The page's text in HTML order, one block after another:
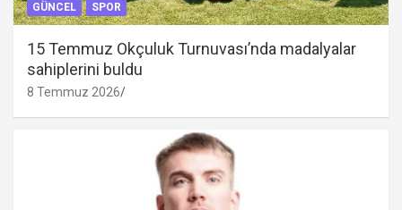
GÜNCEL SPOR
15 Temmuz Okçuluk Turnuvası’nda madalyalar
sahiplerini buldu
8 Temmuz 2026